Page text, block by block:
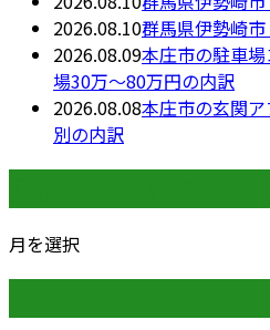
2026.08.10群馬県伊勢崎
2026.08.09本庄市の駐車
場30万〜80万円の内訳
2026.08.08本庄市の玄関
別の内訳
月を選択